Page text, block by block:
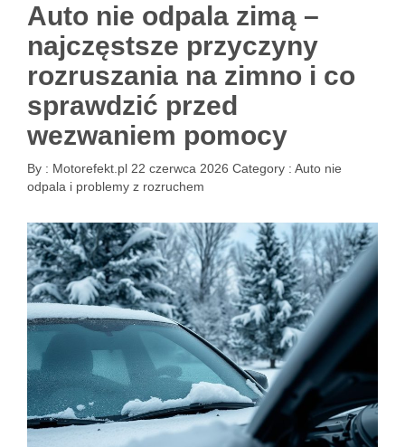
Auto nie odpala zimą –
najczęstsze przyczyny
rozruszania na zimno i co
sprawdzić przed
wezwaniem pomocy
By : Motorefekt.pl 22 czerwca 2026 Category : Auto nie
odpala i problemy z rozruchem